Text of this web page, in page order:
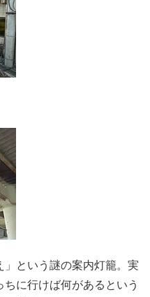
という謎の案内灯籠。実
に行けば何があるという